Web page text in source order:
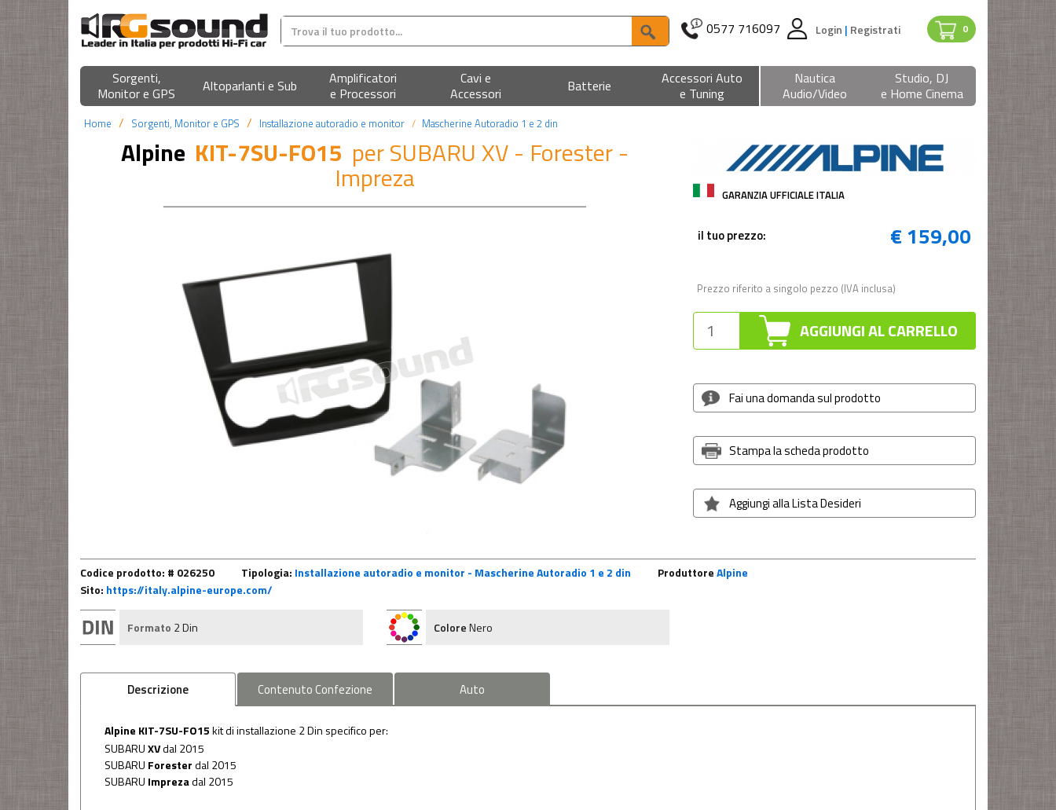
0
0577 716097 Login | Registrati
Sorgenti,
Monitor e GPS
Altoparlanti e Sub
Amplificatori
e Processori
Cavi e
Accessori
Batterie
Accessori Auto
e Tuning
Nautica
Audio/Video
Studio, DJ
e Home Cinema
Home Sorgenti, Monitor e GPS Installazione autoradio e monitor Mascherine Autoradio 1 e 2 din
Alpine KIT-7SU-FO15 per SUBARU XV - Forester -
Impreza GARANZIA UFFICIALE ITALIA
€ 159,00
il tuo prezzo:
Prezzo riferito a singolo pezzo (IVA inclusa)
AGGIUNGI AL CARRELLO
Fai una domanda sul prodotto
Stampa la scheda prodotto
Aggiungi alla Lista Desideri
Codice prodotto: # 026250 Tipologia: Installazione autoradio e monitor - Mascherine Autoradio 1 e 2 din ProduttoreAlpine
Sito: https://italy.alpine-europe.com/
Formato 2 Din ColoreNero
Descrizione Contenuto Confezione Auto
Alpine KIT-7SU-FO15kit di installazione 2 Din specifico per:
SUBARUXVdal 2015
SUBARU Foresterdal 2015
SUBARU Imprezadal 2015